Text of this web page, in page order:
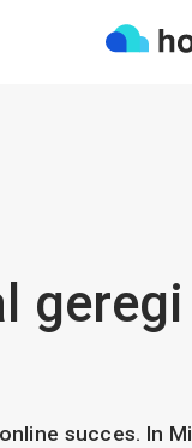
geregi
succes. In Mi